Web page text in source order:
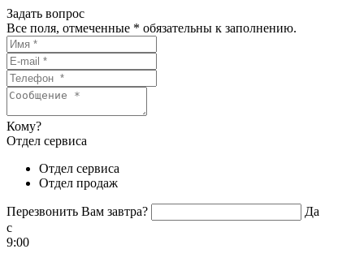
Задать вопрос
Все поля, отмеченные * обязательны к заполнению.
Кому?
Отдел сервиса
Отдел сервиса
Отдел продаж
Перезвонить Вам завтра?
Да
c
9:00